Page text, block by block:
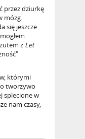
przez dziurkę
mózg.
się jeszcze
z Let
którymi
tworzywo
splecione w
nam czasy,